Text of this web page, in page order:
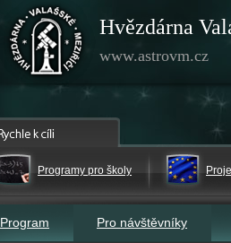
Hvězdárna
www.astrovm.cz
Programy pro školy
Program Pro návštěvníky